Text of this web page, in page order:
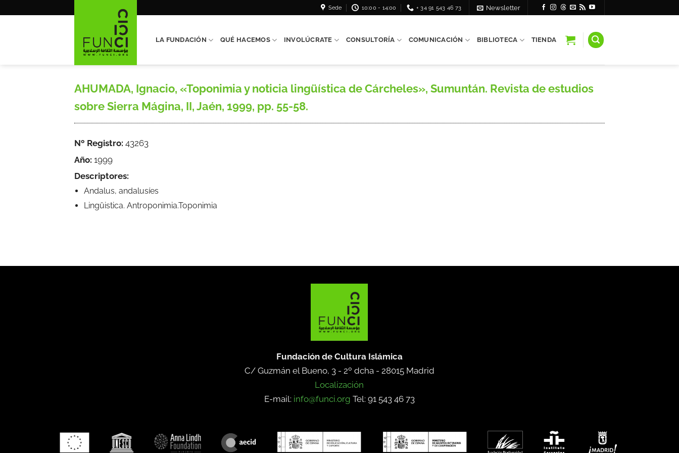
Sede 10:00 - 14:00 + 34 91 543 46 73 Newsletter
LA FUNDACIÓN QUÉ HACEMOS INVOLÚCRATE CONSULTORÍA COMUNICACIÓN BIBLIOTECA TIENDA
AHUMADA, Ignacio, «Toponimia y noticia lingüística de Cárcheles», Sumuntán. Revista de estudios
sobre Sierra Mágina, II, Jaén, 1999, pp. 55-58.
Nº Registro: 43263
Año: 1999
Descriptores:
Andalus, andalusíes
Lingüistica. Antroponimia.Toponimia
Fundación de Cultura Islámica
C/ Guzmán el Bueno, 3 - 2º dcha - 28015 Madrid
Localización
E-mail: info@funci.org Tel: 91 543 46 73